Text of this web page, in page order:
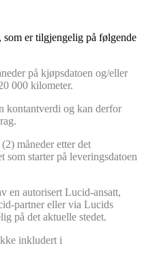
er tilgjengelig på følgende
på kjøpsdatoen og/eller
000 kilometer.
kontantverdi og kan derfor
måneder etter det
starter på leveringsdatoen
en autorisert Lucid-ansatt,
partner eller via Lucids
på det aktuelle stedet.
inkludert i